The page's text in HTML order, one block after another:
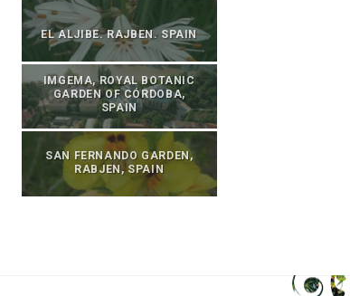
EL ALJIBE. RAJBEN. SPAIN
IMGEMA, ROYAL BOTANIC
GARDEN OF CÓRDOBA,
SPAIN
SAN FERNANDO GARDEN,
RABJEN, SPAIN